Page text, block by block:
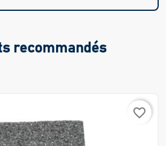
recommandés
favorite_border